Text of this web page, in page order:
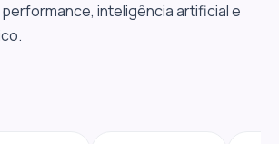
inteligência artificial e